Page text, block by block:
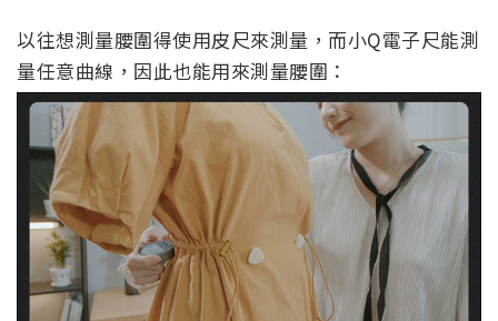
以往想測量腰圍得使用皮尺來測量，而小Q電子尺能測
量任意曲線，因此也能用來測量腰圍：